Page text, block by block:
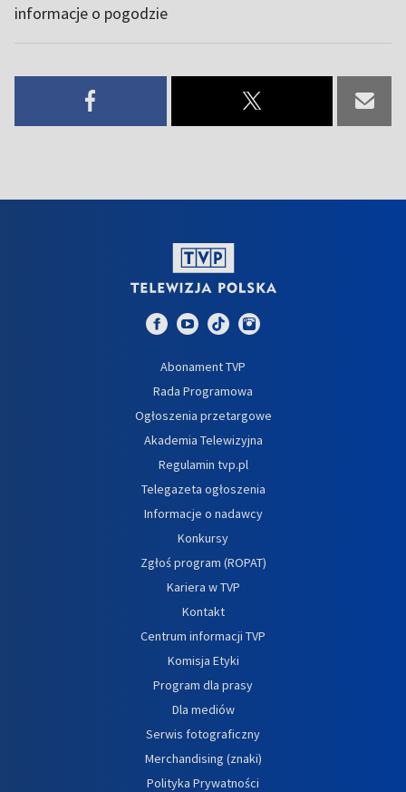
informacje o pogodzie
Abonament TVP
Rada Programowa
Ogłoszenia przetargowe
Akademia Telewizyjna
Regulamin tvp.pl
Telegazeta ogłoszenia
Informacje o nadawcy
Konkursy
Zgłoś program (ROPAT)
Kariera w TVP
Kontakt
Centrum informacji TVP
Komisja Etyki
Program dla prasy
Dla mediów
Serwis fotograficzny
Merchandising (znaki)
Polityka Prywatności